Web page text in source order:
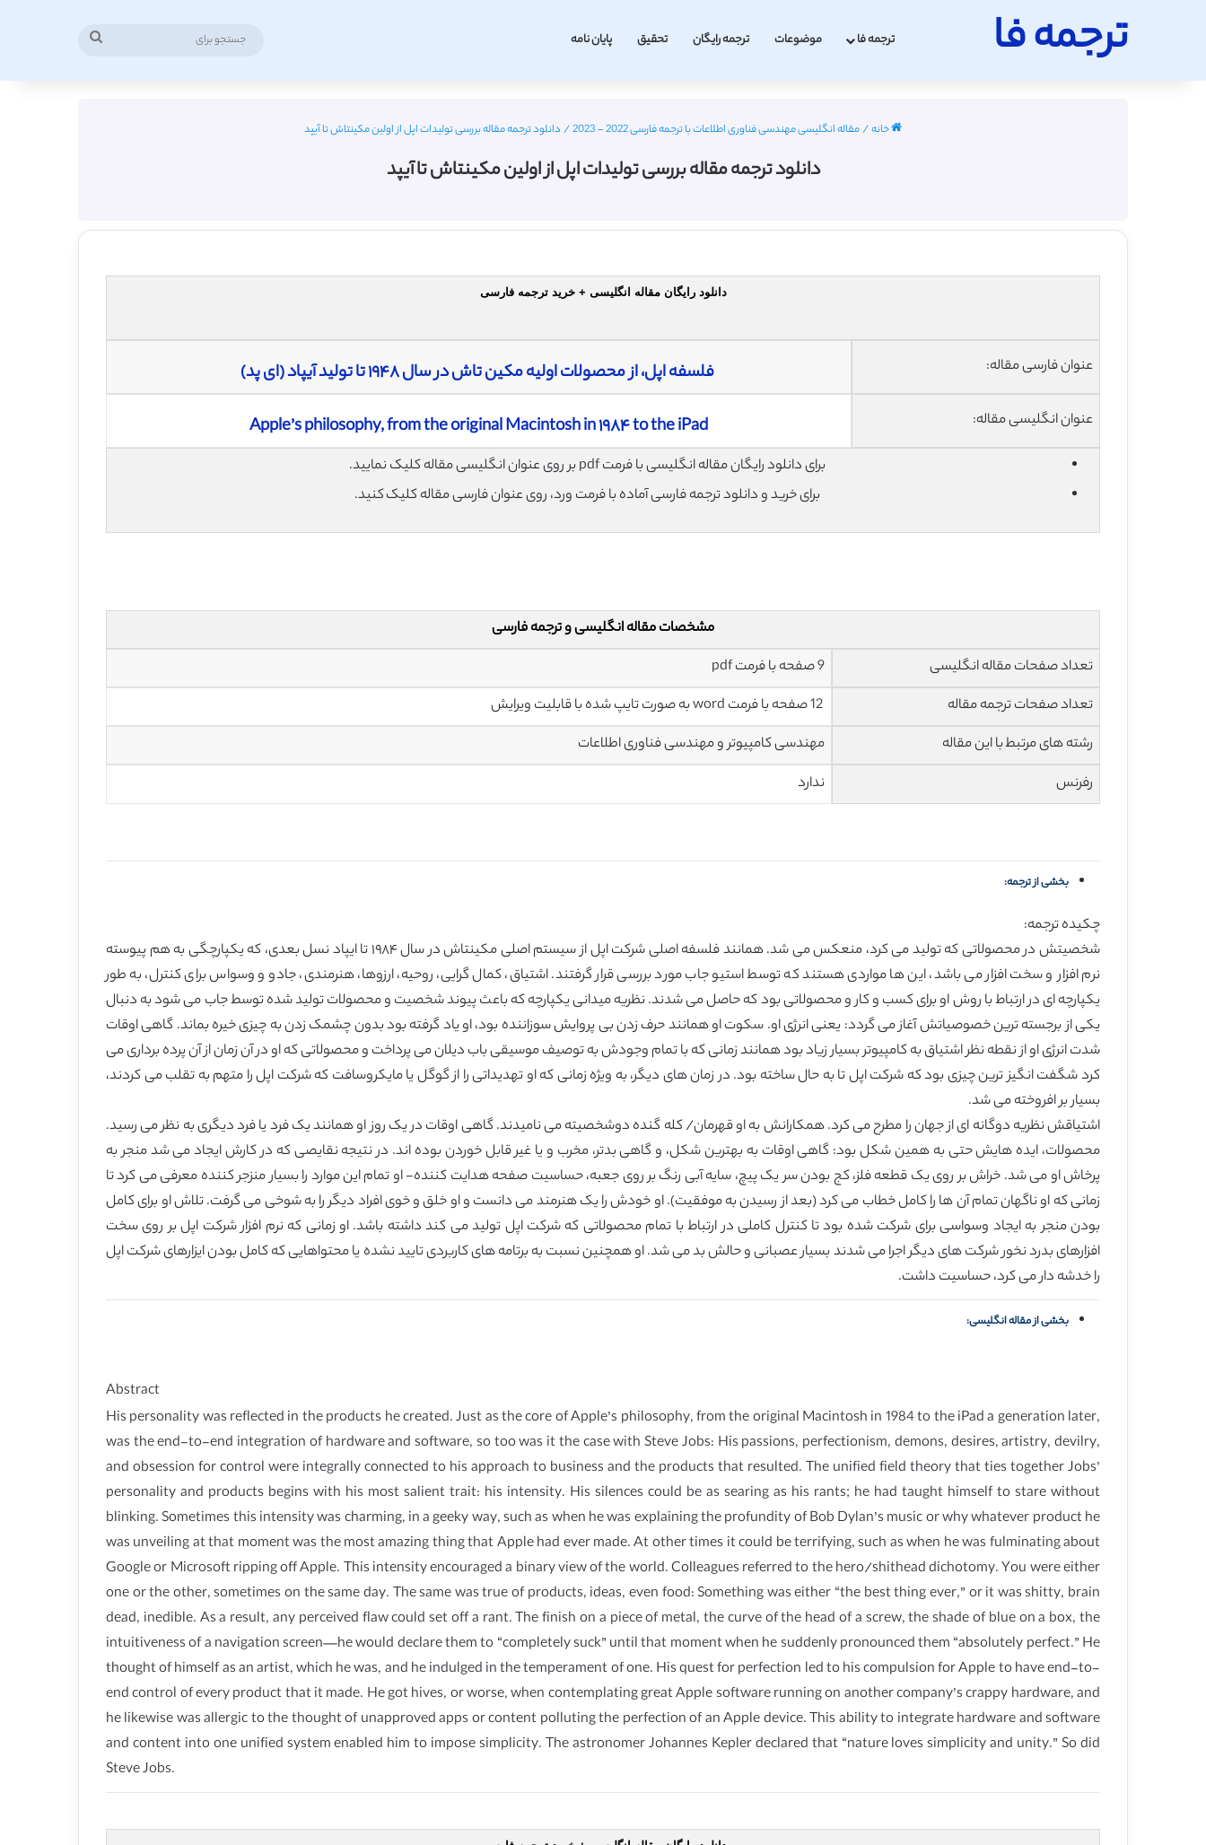
ترجمه فا ترجمه فا موضوعات ترجمه رایگان تحقیق پایان نامه
خانه/مقاله انگلیسی مهندسی فناوری اطلاعات با ترجمه فارسی 2022 - 2023 / دانلود ترجمه مقاله بررسی تولیدات اپل از اولین مکینتاش تا آیپد
دانلود ترجمه مقاله بررسی تولیدات اپل از اولین مکینتاش تا آیپد
دانلود رایگان مقاله انگلیسی + خرید ترجمه فارسی
عنوان فارسی مقاله: فلسفه اپل، از محصولات اولیه مکین تاش در سال ١٩۴٨ تا تولید آیپاد (ای پد)
عنوان انگلیسی مقاله: Apple’s philosophy, from the original Macintosh in ١٩٨۴ to the iPad
برای دانلود رایگان مقاله انگلیسی با فرمت pdf بر روی عنوان انگلیسی مقاله کلیک نمایید.
برای خرید و دانلود ترجمه فارسی آماده با فرمت ورد، روی عنوان فارسی مقاله کلیک کنید.
مشخصات مقاله انگلیسی و ترجمه فارسی
تعداد صفحات مقاله انگلیسی
9 صفحه با فرمت pdf
تعداد صفحات ترجمه مقاله
رشته های مرتبط با این مقاله
مهندسی کامپیوتر و مهندسی فناوری اطلاعات
رفرنس
ندارد
بخشی از ترجمه:
چکیده ترجمه:
شخصیتش در محصولاتی که تولید می کرد، منعکس می شد. همانند فلسفه اصلی شرکت اپل از سیستم اصلی مکینتاش در سال ١٩٨۴ تا ایپاد نسل بعدی، که یکپارچگی به هم پیوسته
نرم افزار و سخت افزار می باشد، این ها مواردی هستند که توسط استیو جاب مورد بررسی قرار گرفتند. اشتیاق، کمال گرایی، روحیه، ارزوها، هنرمندی، جادو و وسواس برای کنترل، به طور
یکپارچه ای در ارتباط با روش او برای کسب و کار و محصولاتی بود که حاصل می شدند. نظریه میدانی یکپارچه که باعث پیوند شخصیت و محصولات تولید شده توسط جاب می شود به دنبال
یکی از برجسته ترین خصوصیاتش آغاز می گردد: یعنی انرژی او. سکوت او همانند حرف زدن بی پروایش سوزاننده بود، او یاد گرفته بود بدون چشمک زدن به چیزی خیره بماند. گاهی اوقات
شدت انرژی او از نقطه نظر اشتیاق به کامپیوتر بسیار زیاد بود همانند زمانی که با تمام وجودش به توصیف موسیقی باب دیلان می پرداخت و محصولاتی که او در آن زمان از آن پرده برداری می
کرد شگفت انگیز ترین چیزی بود که شرکت اپل تا به حال ساخته بود. در زمان های دیگر، به ویژه زمانی که او تهدیداتی را از گوگل یا مایکروسافت که شرکت اپل را متهم به تقلب می کردند،
بسیار بر افروخته می شد.
اشتیاقش نظریه دوگانه ای از جهان را مطرح می کرد. همکارانش به او قهرمان/ کله گنده دوشخصیته می نامیدند. گاهی اوقات در یک روز او همانند یک فرد یا فرد دیگری به نظر می رسید.
محصولات، ایده هایش حتی به همین شکل بود: گاهی اوقات به بهترین شکل، و گاهی بدتر، مخرب و یا غیر قابل خوردن بوده اند. در نتیجه نقایصی که در کارش ایجاد می شد منجر به
پرخاش او می شد. خراش بر روی یک قطعه فلز، کج بودن سر یک پیچ، سایه آبی رنگ بر روی جعبه، حساسیت صفحه هدایت کننده- او تمام این موارد را بسیار منزجر کننده معرفی می کرد تا
زمانی که او ناگهان تمام آن ها را کامل خطاب می کرد (بعد از رسیدن به موفقیت). او خودش را یک هنرمند می دانست و او خلق و خوی افراد دیگر را به شوخی می گرفت. تلاش او برای کامل
بودن منجر به ایجاد وسواسی برای شرکت شده بود تا کنترل کاملی در ارتباط با تمام محصولاتی که شرکت اپل تولید می کند داشته باشد. او زمانی که نرم افزار شرکت اپل بر روی سخت
افزارهای بدرد نخور شرکت های دیگر اجرا می شدند بسیار عصبانی و حالش بد می شد. او همچنین نسبت به برتامه های کاربردی تایید نشده یا محتواهایی که کامل بودن ایزارهای شرکت اپل
را خدشه دار می کرد، حساسیت داشت.
بخشی از مقاله انگلیسی:
Abstract
His personality was reflected in the products he created. Just as the core of Apple’s philosophy, from the original Macintosh in 1984 to the iPad a generation later,
was the end-to-end integration of hardware and software, so too was it the case with Steve Jobs: His passions, perfectionism, demons, desires, artistry, devilry,
and obsession for control were integrally connected to his approach to business and the products that resulted. The unified field theory that ties together Jobs’
personality and products begins with his most salient trait: his intensity. His silences could be as searing as his rants; he had taught himself to stare without
blinking. Sometimes this intensity was charming, in a geeky way, such as when he was explaining the profundity of Bob Dylan’s music or why whatever product he
was unveiling at that moment was the most amazing thing that Apple had ever made. At other times it could be terrifying, such as when he was fulminating about
Google or Microsoft ripping off Apple. This intensity encouraged a binary view of the world. Colleagues referred to the hero/shithead dichotomy. You were either
one or the other, sometimes on the same day. The same was true of products, ideas, even food: Something was either “the best thing ever,” or it was shitty, brain
dead, inedible. As a result, any perceived flaw could set off a rant. The finish on a piece of metal, the curve of the head of a screw, the shade of blue on a box, the
intuitiveness of a navigation screen—he would declare them to “completely suck” until that moment when he suddenly pronounced them “absolutely perfect.” He
thought of himself as an artist, which he was, and he indulged in the temperament of one. His quest for perfection led to his compulsion for Apple to have end-to-
end control of every product that it made. He got hives, or worse, when contemplating great Apple software running on another company’s crappy hardware, and
he likewise was allergic to the thought of unapproved apps or content polluting the perfection of an Apple device. This ability to integrate hardware and software
and content into one unified system enabled him to impose simplicity. The astronomer Johannes Kepler declared that “nature loves simplicity and unity.” So did
Steve Jobs.